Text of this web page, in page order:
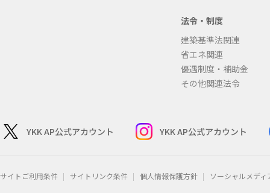
法令・制度
建築基準法関連
省エネ関連
優遇制度・補助金
その他関連法令
YKK AP公式アカウント YKK AP公式アカウント
サイトご利用条件 サイトリンク条件 個人情報保護方針 ソーシャルメデ